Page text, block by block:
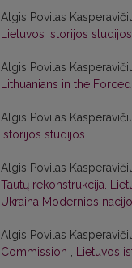
Algis Povilas
Lietuvos istorijos studijos
Algis Povilas
Lithuanians in the
Algis Povilas
istorijos studijos
Algis Povilas
Tautų rekonstrukcija.
Ukraina Modernios
Algis Povilas
Commission , Lietuvos